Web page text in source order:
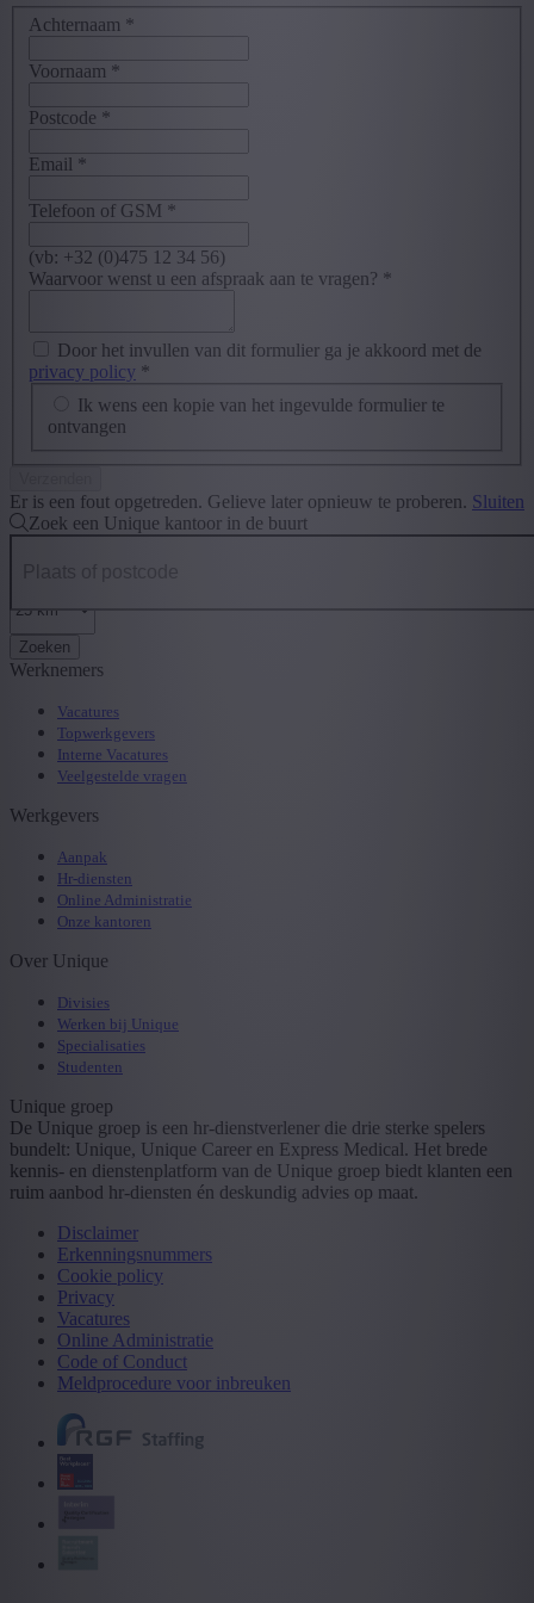
Achternaam *
Voornaam *
Postcode *
Email *
Telefoon of GSM *
(vb: +32 (0)475 12 34 56)
Waarvoor wenst u een afspraak aan te vragen? *
Door het invullen van dit formulier ga je akkoord met de
privacy policy *
Ik wens een kopie van het ingevulde formulier te
ontvangen
Er is een fout opgetreden. Gelieve later opnieuw te proberen. Sluiten
Zoek een Unique kantoor in de buurt
Zoeken
Werknemers
Vacatures
Topwerkgevers
Interne Vacatures
Veelgestelde vragen
Werkgevers
Aanpak
Hr-diensten
Online Administratie
Onze kantoren
Over Unique
Divisies
Werken bij Unique
Specialisaties
Studenten
Unique groep
De Unique groep is een hr-dienstverlener die drie sterke spelers
bundelt: Unique, Unique Career en Express Medical. Het brede
kennis- en dienstenplatform van de Unique groep biedt klanten een
ruim aanbod hr-diensten én deskundig advies op maat.
Disclaimer
Erkenningsnummers
Cookie policy
Privacy
Vacatures
Online Administratie
Code of Conduct
Meldprocedure voor inbreuken